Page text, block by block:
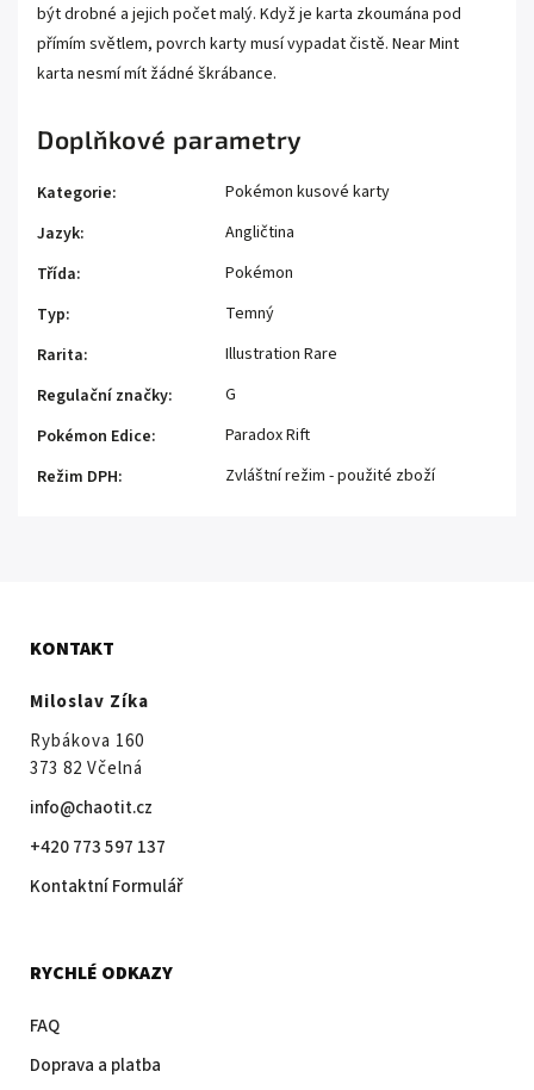
být drobné a jejich počet malý. Když je karta zkoumána pod
přímím světlem, povrch karty musí vypadat čistě. Near Mint
karta nesmí mít žádné škrábance.
Doplňkové parametry
Kategorie:
Pokémon kusové karty
Jazyk:
Angličtina
Třída:
Pokémon
Typ:
Temný
Rarita:
Illustration Rare
Regulační značky:
G
Pokémon Edice:
Paradox Rift
Režim DPH: Zvláštní režim - použité zboží
KONTAKT
Miloslav Zíka
Rybákova 160
373 82 Včelná
info@chaotit.cz
+420 773 597 137
Kontaktní Formulář
RYCHLÉ ODKAZY
FAQ
Doprava a platba